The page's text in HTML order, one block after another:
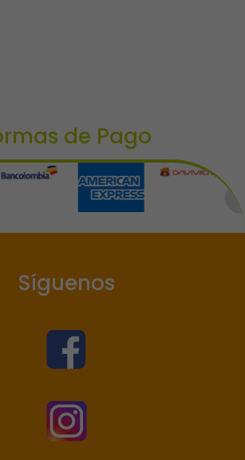
de Pago
Síguenos

